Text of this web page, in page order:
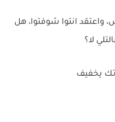
واعتقد انتوا شوفتوا، هل
لا؟
يخفيف